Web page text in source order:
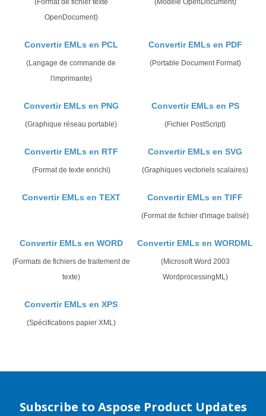
(Format de fichier texte
OpenDocument)
(Modèle OpenDocument)
Convertir EMLs en PCL
(Langage de commande de
l'imprimante)
Convertir EMLs en PDF
(Portable Document Format)
Convertir EMLs en PNG
(Graphique réseau portable)
Convertir EMLs en PS
(Fichier PostScript)
Convertir EMLs en RTF
(Format de texte enrichi)
Convertir EMLs en SVG
(Graphiques vectoriels scalaires)
Convertir EMLs en TEXT Convertir EMLs en TIFF
(Format de fichier d'image balisé)
Convertir EMLs en WORD
(Formats de fichiers de traitement de
texte)
Convertir EMLs en WORDML
(Microsoft Word 2003
WordprocessingML)
Convertir EMLs en XPS
(Spécifications papier XML)
Subscribe to Aspose Product Updates